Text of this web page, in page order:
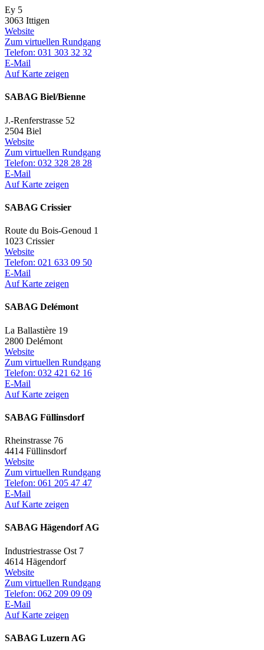
Ey 5
3063 Ittigen
Website
Zum virtuellen Rundgang
Telefon: 031 303 32 32
E-Mail
Auf Karte zeigen
SABAG Biel/Bienne
J.-Renferstrasse 52
2504 Biel
Website
Zum virtuellen Rundgang
Telefon: 032 328 28 28
E-Mail
Auf Karte zeigen
SABAG Crissier
Route du Bois-Genoud 1
1023 Crissier
Website
Telefon: 021 633 09 50
E-Mail
Auf Karte zeigen
SABAG Delémont
La Ballastière 19
2800 Delémont
Website
Zum virtuellen Rundgang
Telefon: 032 421 62 16
E-Mail
Auf Karte zeigen
SABAG Füllinsdorf
Rheinstrasse 76
4414 Füllinsdorf
Website
Zum virtuellen Rundgang
Telefon: 061 205 47 47
E-Mail
Auf Karte zeigen
SABAG Hägendorf AG
Industriestrasse Ost 7
4614 Hägendorf
Website
Zum virtuellen Rundgang
Telefon: 062 209 09 09
E-Mail
Auf Karte zeigen
SABAG Luzern AG